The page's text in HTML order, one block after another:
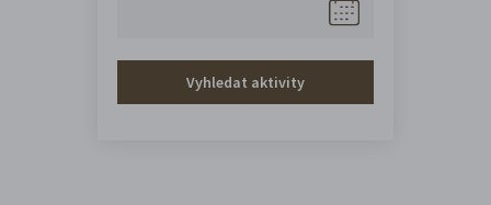
Vyhledat aktivity